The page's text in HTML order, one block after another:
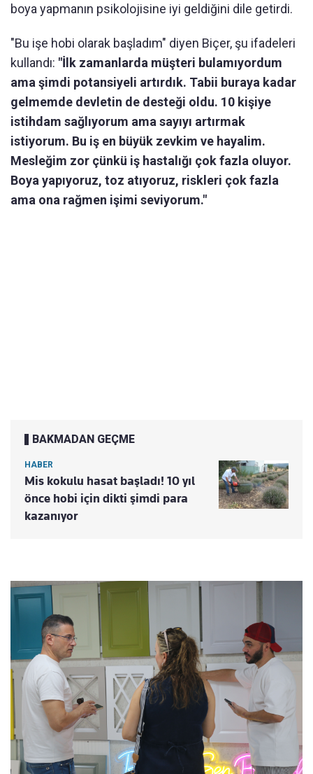
boya yapmanın psikolojisine iyi geldiğini dile getirdi.
"Bu işe hobi olarak başladım" diyen Biçer, şu ifadeleri
kullandı: "İlk zamanlarda müşteri bulamıyordum
ama şimdi potansiyeli artırdık. Tabii buraya kadar
gelmemde devletin de desteği oldu. 10 kişiye
istihdam sağlıyorum ama sayıyı artırmak
istiyorum. Bu iş en büyük zevkim ve hayalim.
Mesleğim zor çünkü iş hastalığı çok fazla oluyor.
Boya yapıyoruz, toz atıyoruz, riskleri çok fazla
ama ona rağmen işimi seviyorum."
BAKMADAN GEÇME
HABER
Mis kokulu hasat başladı! 10 yıl
önce hobi için dikti şimdi para
kazanıyor